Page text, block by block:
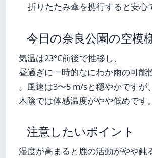
折りたたみ傘を携行すると安心
今日の奈良公園の空模
気温は23°C前後で推移し、
昼過ぎに一時的なにわか雨の可能
。風速は3〜5 m/sと穏やかですが、
木陰では体感温度がやや低めです。
注意したいポイント
湿度が高まると鹿の活動がやや鈍